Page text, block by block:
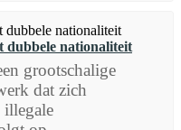
dubbele nationaliteit
grootschalige
dat zich
illegale